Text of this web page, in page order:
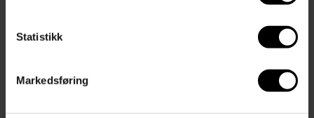
Statistikk
Markedsføring